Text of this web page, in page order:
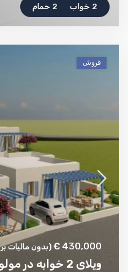
2 خواب 2 حمام
فروش
430,000 € (بدون مالیات
ویلای 2 خوابه در مولوس